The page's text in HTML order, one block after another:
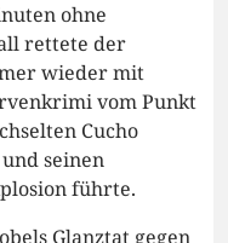
ohne
rettete der
wieder mit
vom Punkt
Cucho
seinen
führte.
Glanztat gegen